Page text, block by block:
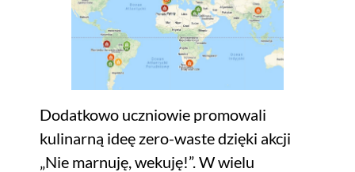
Dodatkowo uczniowie promowali
kulinarną ideę zero-waste dzięki akcji
„Nie marnuję, wekuję!”. W wielu